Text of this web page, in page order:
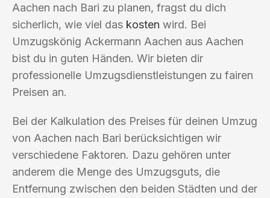
Aachen nach Bari zu planen, fragst du dich
sicherlich, wie viel das kosten wird. Bei
Umzugskönig Ackermann Aachen aus Aachen
bist du in guten Händen. Wir bieten dir
professionelle Umzugsdienstleistungen zu fairen
Preisen an.
Bei der Kalkulation des Preises für deinen Umzug
von Aachen nach Bari berücksichtigen wir
verschiedene Faktoren. Dazu gehören unter
anderem die Menge des Umzugsguts, die
Entfernung zwischen den beiden Städten und der